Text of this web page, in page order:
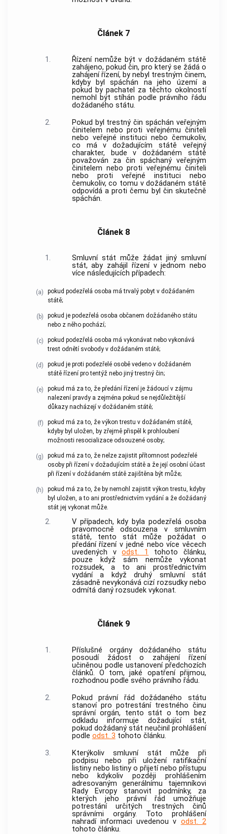
Článek 7
1.
Řízení nemůže být v dožádaném státě
zahájeno, pokud čin, pro který se žádá o
zahájení řízení, by nebyl trestným činem,
kdyby byl spáchán na jeho území a
pokud by pachatel za těchto okolností
nemohl být stíhán podle právního řádu
dožádaného státu.
2.
Pokud byl trestný čin spáchán veřejným
činitelem nebo proti veřejnému činiteli
nebo veřejné instituci nebo čemukoliv,
co má v dožadujícím státě veřejný
charakter, bude v dožádaném státě
považován za čin spáchaný veřejným
činitelem nebo proti veřejnému činiteli
nebo proti veřejné instituci nebo
čemukoliv, co tomu v dožádaném státě
odpovídá a proti čemu byl čin skutečně
spáchán.
Článek 8
1.
Smluvní stát může žádat jiný smluvní
stát, aby zahájil řízení v jednom nebo
více následujících případech:
(a)
pokud podezřelá osoba má trvalý pobyt v dožádaném
státě;
(b)
pokud je podezřelá osoba občanem dožádaného státu
nebo z něho pochází;
(c)
pokud podezřelá osoba má vykonávat nebo vykonává
trest odnětí svobody v dožádaném státě;
(d)
pokud je proti podezřelé osobě vedeno v dožádaném
státě řízení pro tentýž nebo jinýtrestný čin;
(e)
pokud má za to, že předání řízení je žádoucí v zájmu
nalezení pravdy a zejména pokud se nejdůležitější
důkazy nacházejí v dožádaném státě;
(f)
pokud má za to, že výkon trestu v dožádaném státě,
kdyby byl uložen, by zřejmě přispěl k prohloubení
možnosti resocializace odsouzené osoby;
(g)
pokud má za to, že nelze zajistit přítomnost podezřelé
osoby při řízení v dožadujícím státě a že její osobní účast
při řízení v dožádaném státě zajištěna být může;
(h)
pokud má za to, že by nemohl zajistit výkon trestu, kdyby
byl uložen, a to ani prostřednictvím vydání a že dožádaný
stát jej vykonat může.
2.
V případech, kdy byla podezřelá osoba
pravomocně odsouzena v smluvním
státě, tento stát může požádat o
předání řízení v jedné nebo více věcech
uvedených vodst. 1
tohoto článku,
pouze když sám nemůže vykonat
rozsudek, a to ani prostřednictvím
vydání a když druhý smluvní stát
zásadně nevykonává cizí rozsudky nebo
odmítá daný rozsudek vykonat.
Článek 9
1.
Příslušné orgány dožádaného státu
posoudí žádost o zahájení řízení
učiněnou podle ustanovení předchozích
článků. O tom, jaké opatření přijmou,
rozhodnou podle svého právního řádu.
2.
Pokud právní řád dožádaného státu
stanoví pro potrestání trestného činu
správní orgán, tento stát o tom bez
odkladu informuje dožadující stát,
pokud dožádaný stát neučinil prohlášení
podle odst. 3 tohoto článku.
3.
Kterýkoliv smluvní stát může při
podpisu nebo při uložení ratifikační
listiny nebo listiny o přijetí nebo přístupu
nebo kdykoliv později prohlášením
adresovaným generálnímu tajemníkovi
Rady Evropy stanovit podmínky, za
kterých jeho právní řád umožňuje
potrestání určitých trestných činů
správními orgány. Toto prohlášení
nahradí informaci uvedenou v odst. 2
tohoto článku.